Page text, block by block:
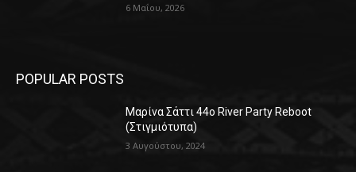
6 Μαΐου, 2026
POPULAR POSTS
Μαρίνα Σάττι 44o River Party Reboot
(Στιγμιότυπα)
3 Αυγούστου, 2024